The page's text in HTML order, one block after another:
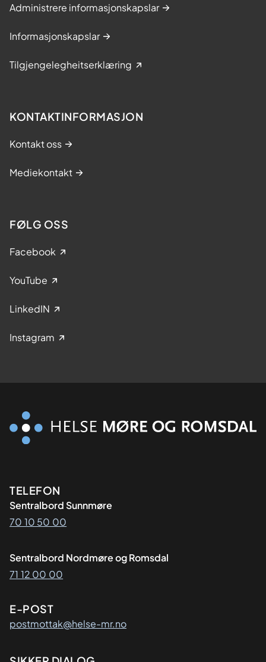
Administrere informasjonskapslar
Informasjonskapslar
Tilgjengelegheitserklæring
KONTAKTINFORMASJON
Kontakt oss
Mediekontakt
FØLG OSS
Facebook
YouTube
LinkedIN
Instagram
Kontaktinformasjon
TELEFON
Sentralbord Sunnmøre
70 10 50 00
Sentralbord Nordmøre og Romsdal
71 12 00 00
E-POST
postmottak@helse-mr.no